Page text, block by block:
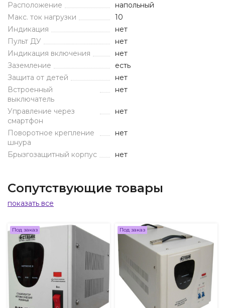
Расположение
напольный
Макс. ток нагрузки
10
Индикация
нет
Пульт ДУ
нет
Индикация включения
нет
Заземление
есть
Защита от детей
нет
Встроенный
выключатель
нет
Управление через
смартфон
нет
Поворотное крепление
шнура
нет
Брызгозащитный корпус нет
Сопутствующие товары
показать все
Под заказ Под заказ